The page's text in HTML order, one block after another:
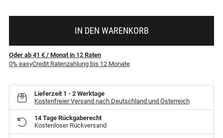
IN DEN WARENKORB
Oder ab 41 € / Monatin 12 Raten
0% easyCredit Ratenzahlung bis 12 Monate
Lieferzeit 1 - 2 Werktage
Kostenfreier Versand nach Deutschland und Österreich
14 Tage Rückgaberecht
Kostenloser Rückversand